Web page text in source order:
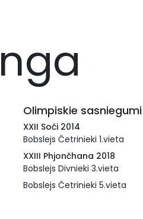
Olimpiskie sasniegumi
XXII Soči 2014
Bobslejs Četrinieki 1.vieta
XXIII Phjončhana 2018
Bobslejs Divnieki 3.vieta
Bobslejs Četrinieki 5.vieta